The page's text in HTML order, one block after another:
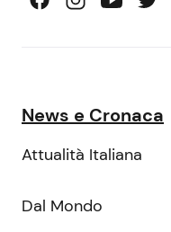
News e Cronaca
Attualità Italiana
Dal Mondo